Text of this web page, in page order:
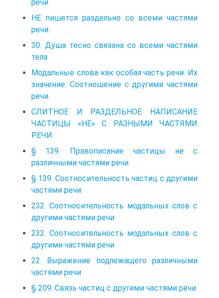
речи
НЕ пишется раздельно со всеми частями
речи:
30. Душа тесно связана со всеми частями
тела
Модальные слова как особая часть речи. Их
значение. Соотношение с другими частями
речи.
СЛИТНОЕ И РАЗДЕЛЬНОЕ НАПИСАНИЕ
ЧАСТИЦЫ «НЕ» С РАЗНЫМИ ЧАСТЯМИ
РЕЧИ
§ 139. Правописание частицы не с
различными частями речи
§ 139. Соотносительность частиц с другими
частями речи
232. Соотносительность модальных слов с
другими частями речи
232. Соотносительность модальных слов с
другими частями речи
22. Выражение подлежащего различными
частями речи
§ 209. Связь частиц с другими частями речи